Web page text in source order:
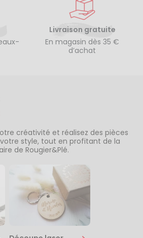
Livraison gratuite
En magasin dès 35 €
d’achat
créativité et réalisez des pièces
style, tout en profitant de la
de Rougier&Plé.